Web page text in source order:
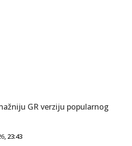
, 23:43